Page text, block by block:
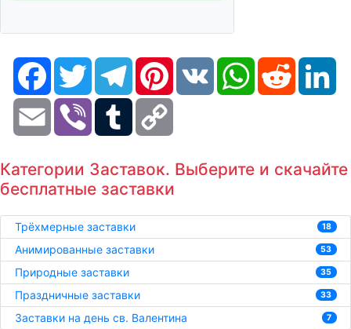
FacebookTwitter TelegramPinterestVK WhatsAppReddit
Email Viber Tumblr
Категории Заставок. Выберите и скачайте
бесплатные заставки
Трёхмерные заставки 18
Анимированные заставки 53
Природные заставки 35
Праздничные заставки 33
Заставки на день св. Валентина 7